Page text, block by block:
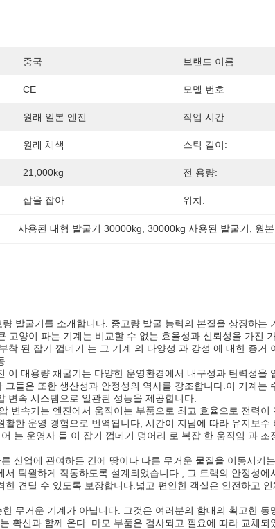
중국 브랜드 이름
CE 모델 번호
원래 일본 엔진 작업 시간:
원래 채색 스틱 길이:
21,000kg 전 용량:
삽을 잡아 위치:
사용된 대형 발굴기 30000kg , 30000kg 사용된 발굴기 원
발굴기를 소개합니다. 중고량 발굴 능력의 본질을 상징하는
고양이 파는 기계는 비교할 수 없는 효율성과 신뢰성을 가진
착 된 잡기 껍데기 는 그 기계 의 다양성 과 강성 에 대한 증거
.
이 대용량 채굴기는 다양한 운영환경에서 내구성과 탄력성을
그들은 또한 생산성과 안정성의 역사를 강조합니다.이 기계는
변속 시스템으로 일관된 성능을 제공합니다.
변속기는 엔진에서 움직이는 부품으로 최고 효율으로 전력
활한 운영 경험으로 번역됩니다, 시간이 지남에 따라 유지보
는 운영자 들 이 잡기 껍데기 덩어리 로 복잡 한 움직임 과
산업에 관여하든 간에 땅이나 다른 무거운 물질을 이동시키
서 탁월하게 작동하도록 설계되었습니다., 그 트랙의 안정성
한 견딜 수 있도록 보장합니다.넓고 편안한 객실은 안전하고
무거운 기계가 아닙니다. 그것은 여러분의 함대의 확고한
확신과 함께 온다. 마모 부품은 검사되고 필요에 따라 교체